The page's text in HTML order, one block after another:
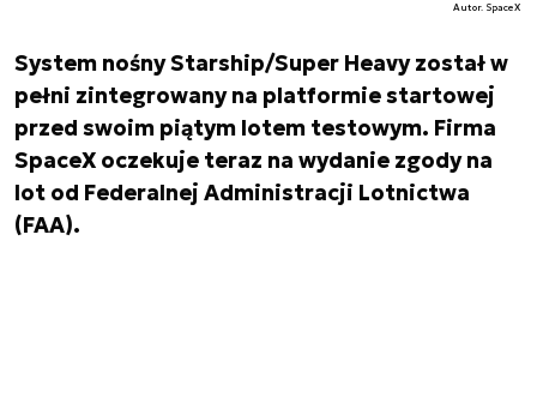
Autor. SpaceX
System nośny Starship/Super Heavy został w
pełni zintegrowany na platformie startowej
przed swoim piątym lotem testowym. Firma
SpaceX oczekuje teraz na wydanie zgody na
lot od Federalnej Administracji Lotnictwa
(FAA).